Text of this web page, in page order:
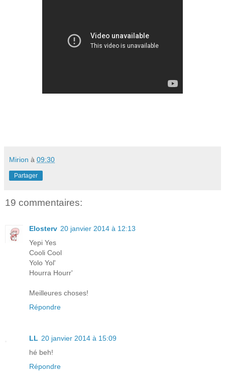
Mirion à 09:30
Partager
19 commentaires:
Elosterv 20 janvier 2014 à 12:13
Yepi Yes
Cooli Cool
Yolo Yol'
Hourra Hourr'
Meilleures choses!
Répondre
LL 20 janvier 2014 à 15:09
hé beh!
Répondre